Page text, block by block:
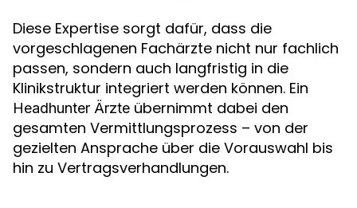
Diese Expertise sorgt dafür, dass die
vorgeschlagenen Fachärzte nicht nur fachlich
passen, sondern auch langfristig in die
Klinikstruktur integriert werden können. Ein
Headhunter Ärzte übernimmt dabei den
gesamten Vermittlungsprozess – von der
gezielten Ansprache über die Vorauswahl bis
hin zu Vertragsverhandlungen.